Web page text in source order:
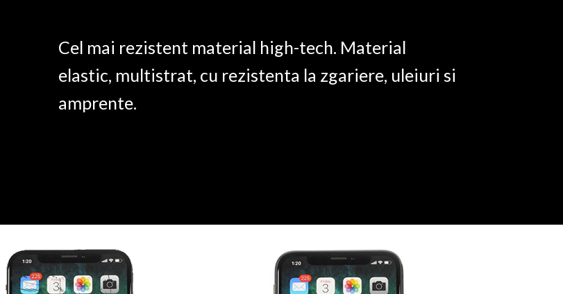
Cel mai rezistent material high-tech. Material
elastic, multistrat, cu rezistenta la zgariere, uleiuri si
amprente.